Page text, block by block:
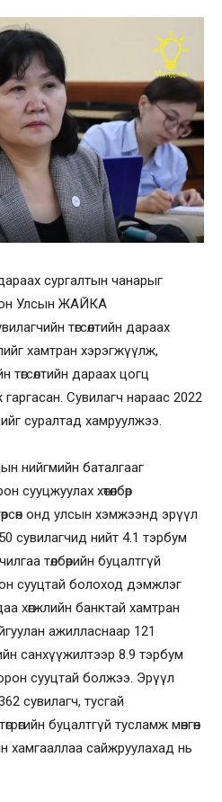
дараах сургалтын чанарыг
Улсын ЖАЙКА
төгсөлтийн дараах
хамтран хэрэгжүүлж,
дараах цогц
Сувилагч нараас 2022
суралтад хамруулжээ.
нийгмийн баталгааг
сууцжуулах хөтөлбөр
онд улсын хэмжээнд эрүүл
сувилагчид нийт 4.1 тэрбум
төлбөрийн буцалтгүй
сууцтай болоход дэмжлэг
хөгжлийн банктай хамтран
ажилласнаар 121
санхүүжилтээр 8.9 тэрбум
орон сууцтай болжээ. Эрүүл
сувилагч, тусгай
буцалтгүй тусламж мөнгөн
хамгааллаа сайжруулахад нь